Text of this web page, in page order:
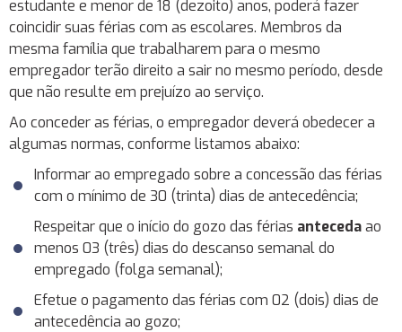
estudante e menor de 18 (dezoito) anos, poderá fazer
coincidir suas férias com as escolares. Membros da
mesma família que trabalharem para o mesmo
empregador terão direito a sair no mesmo período, desde
que não resulte em prejuízo ao serviço.
Ao conceder as férias, o empregador deverá obedecer a
algumas normas, conforme listamos abaixo:
Informar ao empregado sobre a concessão das férias
com o mínimo de 30 (trinta) dias de antecedência;
Respeitar que o início do gozo das férias antecedaao
menos 03 (três) dias do descanso semanal do
empregado (folga semanal);
Efetue o pagamento das férias com 02 (dois) dias de
antecedência ao gozo;